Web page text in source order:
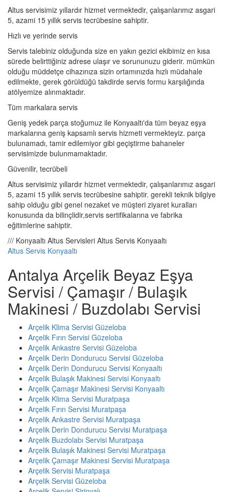
Altus servisimiz yıllardır hizmet vermektedir, çalışanlarımız asgari
5, azami 15 yıllık servis tecrübesine sahiptir.
Hızlı ve yerinde servis
Servis talebiniz olduğunda size en yakın gezici ekibimiz en kısa
sürede belirttiğiniz adrese ulaşır ve sorununuzu giderir. mümkün
olduğu müddetçe cihazınıza sizin ortamınızda hızlı müdahale
edilmekte, gerek görüldüğü takdirde servis formu karşılığında
atölyemize alınmaktadır.
Tüm markalara servis
Geniş yedek parça stoğumuz ile Konyaaltı'da tüm beyaz eşya
markalarına geniş kapsamlı servis hizmeti vermekteyiz. parça
bulunamadı, tamir edilemiyor gibi geçiştirme bahaneler
servisimizde bulunmamaktadır.
Güvenilir, tecrübeli
Altus servisimiz yıllardır hizmet vermektedir, çalışanlarımız asgari
5, azami 15 yıllık servis tecrübesine sahiptir. gerekli teknik bilgiye
sahip olduğu gibi genel nezaket ve müşteri ziyaret kuralları
konusunda da bilinçlidir,servis sertifikalarına ve fabrika
eğitimlerine sahiptir.
/// Konyaaltı Altus Servisleri Altus Servis Konyaaltı
Altus Servis Konyaaltı
Antalya Arçelik Beyaz Eşya
Servisi / Çamaşır / Bulaşık
Makinesi / Buzdolabı Servisi
Arçelik Klima Servisi Güzeloba
Arçelik Fırın Servisi Güzeloba
Arçelik Ankastre Servisi Güzeloba
Arçelik Derin Dondurucu Servisi Güzeloba
Arçelik Derin Dondurucu Servisi Konyaaltı
Arçelik Bulaşık Makinesi Servisi Konyaaltı
Arçelik Çamaşır Makinesi Servisi Konyaaltı
Arçelik Klima Servisi Muratpaşa
Arçelik Fırın Servisi Muratpaşa
Arçelik Ankastre Servisi Muratpaşa
Arçelik Derin Dondurucu Servisi Muratpaşa
Arçelik Buzdolabı Servisi Muratpaşa
Arçelik Bulaşık Makinesi Servisi Muratpaşa
Arçelik Çamaşır Makinesi Servisi Muratpaşa
Arçelik Servisi Muratpaşa
Arçelik Servisi Güzeloba